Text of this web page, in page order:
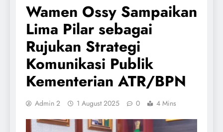
Wamen Ossy Sampaikan
Lima Pilar sebagai
Rujukan Strategi
Komunikasi Publik
Kementerian ATR/BPN
Admin 2 1 August 2025 0 4 Mins